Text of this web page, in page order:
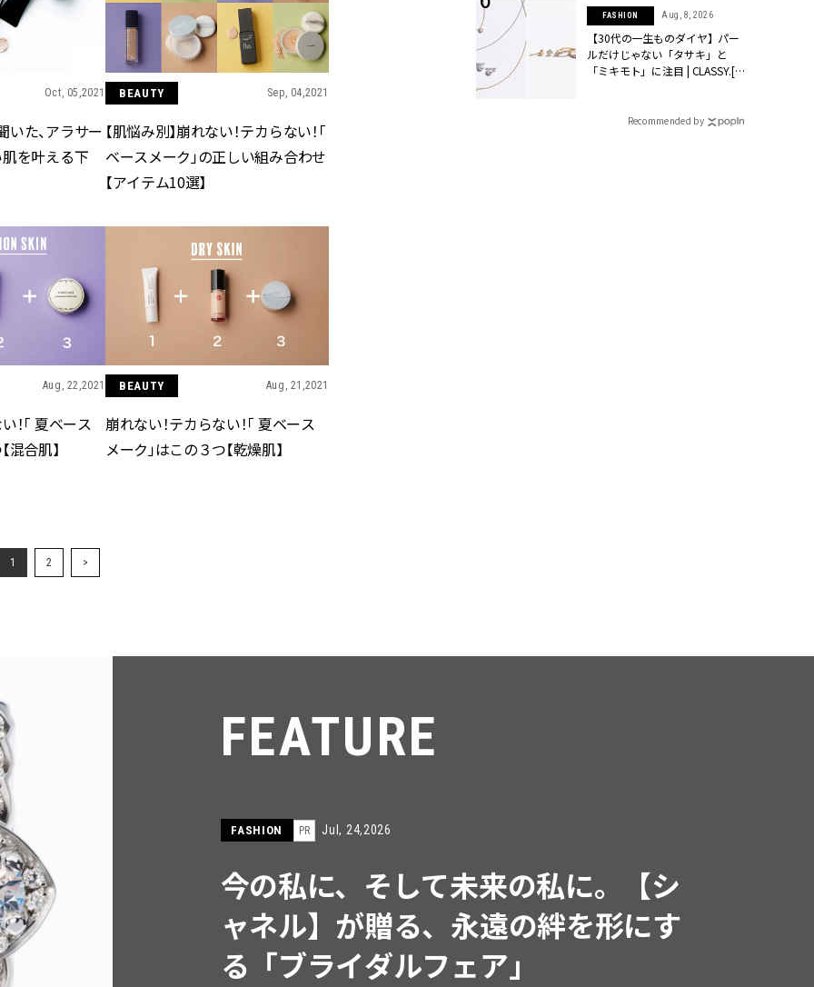
Oct, 05,2021
た、アラサー
肌を叶える下
BEAUTY Sep, 04,2021
【肌悩み別】崩れない！テカらない！「
ベースメーク」の正しい組み合わせ
【アイテム10選】
Aug, 22,2021
！「 夏ベース
混合肌】
BEAUTY Aug, 21,2021
崩れない！テカらない！「 夏ベース
メーク」はこの３つ【乾燥肌】
1 2 >
Aug, 8, 2026
【シャネル】「ココ マドモアゼ
ル クラッシュ アプソリュ」の限
定カフェが登場！世界観に没入
できる体験型イベントが開催 |
CLASSY.[クラッシィ]
【ブルガリの婚姻届のプレゼン
トも】世界に一つだけの指輪が
作れるブライダルフェアを開
催！ | CLASSY.[クラッシィ]
FASHION Aug, 8, 2026
【30代の一生ものダイヤ】パー
ルだけじゃない「タサキ」と
「ミキモト」に注目 | CLASSY.[ク
Recommended by
【ICB】人気インフルエン
同制作! 週5で着たくなる
ウス」２選